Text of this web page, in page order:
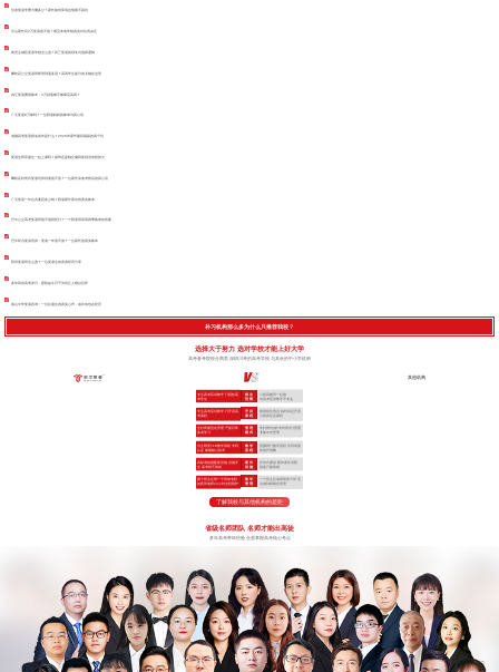
甘孜复读学费大概多少？家长如何算清这笔账不踩坑
乐山家长问3万复读值不值？看完本地学校真实对比再决定
南充主城区复读学校怎么选？高三复读的得失与选择逻辑
攀枝花公立复读班师资到底多强？高四学生提分的关键在这里
内江复读费用账本：3万到底够不够撑完高四？
广元复读8万够吗？一位陪读妈妈的账单与真心话
成都高考复读报名条件是什么？2026年家长最容易踩的四个坑
复读生和应届生一起上课吗？插班还是独立编班差别没你想的大
攀枝花封闭式复读培训到底值不值？一位家长实地考察后的真心话
广元复读一年总共要花多少钱？陪读家长算出的真实账本
巴中公立高考复读班值不值得托付？一个陪读母亲用四季换来的答案
巴中民办复读培训：复读一年值不值？一位家长的真实账本
阿坝复读班怎么选？一位复读生的亲身经历分享
多年回首高考岁月，那段奋斗日子为何让人难以忘怀
南山中学复读咨询：一位往届生的真实心声，或许你也在经历
补习机构那么多为什么只推荐我校？
选择大于努力 选对学校才能上好大学
高考备考院校分两类 深耕川考的高考学校 与其余的中小学机构
其他机构
专注高考应试教学 只招收高
考学生
招 生
范 围
小初高辅导一起做
对高考应试教学不专业
专注高考应试教学 只开设高
考课程
开 设
课 程
根据招生情况 临时决定开设
小初高任意课程
全封闭规范化管理 严抓日常
备考学习
管 理
模 式
非封闭式(或“半封闭式”)管理
非集中式管理
自主研发TLE教学系统 专利
认证 掌握核心技术
教 学
流 程
照搬同行教学流程 学到表面
依葫芦画瓢
高标准校园配套设施 设施齐
全 高考绝不将就
硬 件
设 施
作坊式课堂 硬件条件局限
很多只能将就
两个班主任带一个班加专职
的夜班老师24小时全程陪护
教 学
管 理
一个班主任老师带多个班 无
法做到精细化管理
了解我校与其他机构的差距
省级名师团队 名师才能出高徒
多年高考带班经验 全面掌握高考核心考点